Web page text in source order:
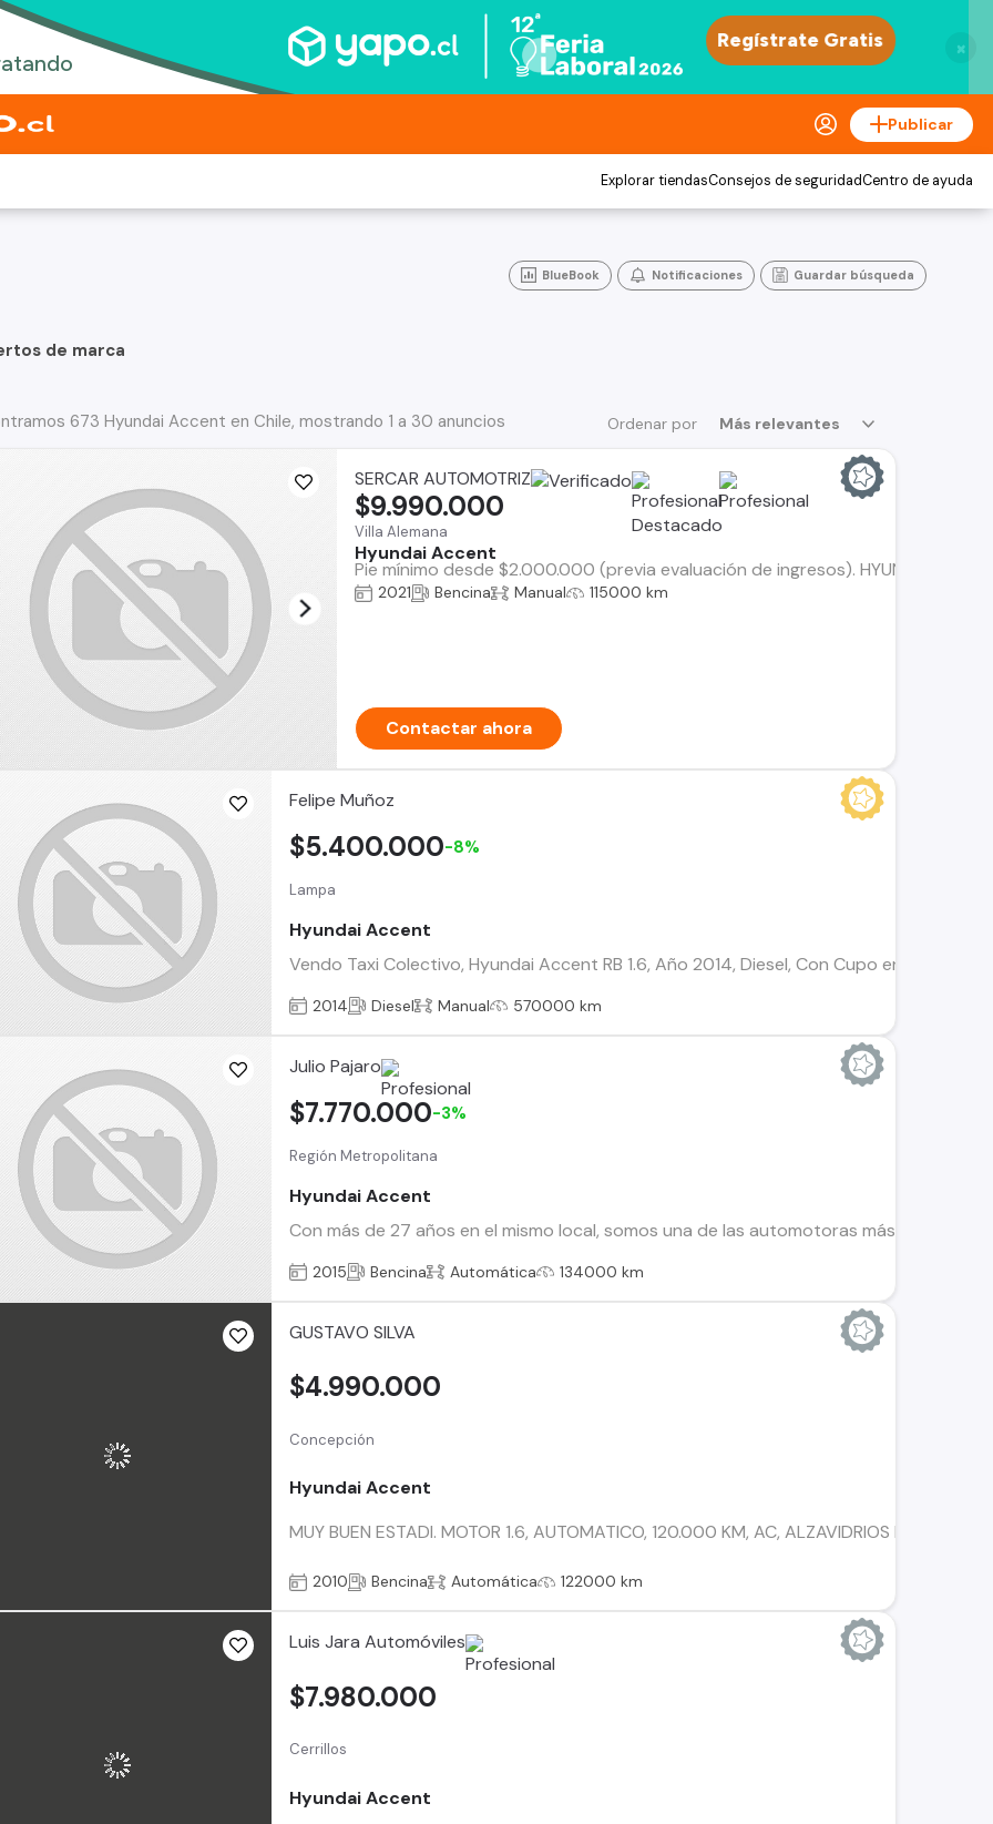
×
Publicar
Explorar tiendasConsejos de seguridadCentro de ayuda
BlueBook Notificaciones Guardar búsqueda
de marca
Ordenar por Más relevantes
673 Hyundai Accent en Chile, mostrando 1 a 30 anuncios
SERCAR AUTOMOTRIZ
Villa Alemana
Hyundai Accent
Pie mínimo desde $2.000.000 (previa evaluación de ingresos). HYUNDAI
$9.990.000
2021 Bencina Manual 115000 km
Contactar ahora
Felipe Muñoz
Lampa
Hyundai Accent
Vendo Taxi Colectivo, Hyundai Accent RB 1.6, Año 2014, Diesel, Con Cupo en Línea
$5.400.000-8%
2014 Diesel Manual 570000 km
Julio Pajaro
Región Metropolitana
Hyundai Accent
Con más de 27 años en el mismo local, somos una de las automotoras más antiguas
$7.770.000-3%
2015 Bencina Automática 134000 km
GUSTAVO SILVA
Concepción
Hyundai Accent
MUY BUEN ESTADI. MOTOR 1.6, AUTOMATICO, 120.000 KM, AC, ALZAVIDRIOS
$4.990.000
2010 Bencina Automática 122000 km
Luis Jara Automóviles
Cerrillos
Hyundai Accent
$7.980.000